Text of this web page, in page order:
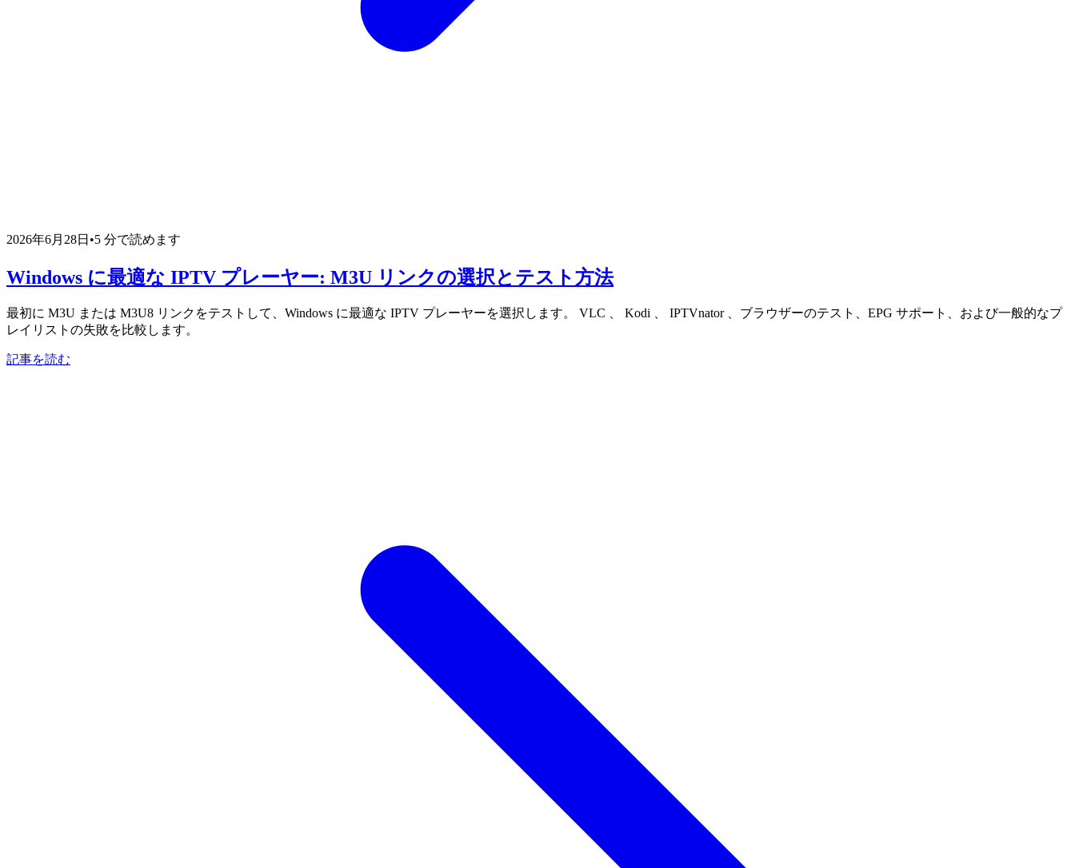
2026年6月28日 •5 分で読めます
Windows に最適な IPTV プレーヤー: M3U リンクの選択とテスト方法
最初に M3U または M3U8 リンクをテストして、Windows に最適な IPTV プレーヤーを選択します。 VLC 、 Kodi 、 IPTVnator 、ブラウザーのテスト、EPG サポート、および一般的なプ
レイリストの失敗を比較します。
記事を読む